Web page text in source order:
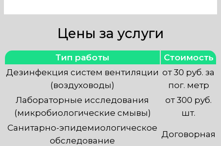
Цены за услуги
Тип работы
Стоимость
Дезинфекция систем вентиляции
(воздуховоды)
от 30 руб. за
пог. метр
Лабораторные исследования
(микробиологические смывы)
от 300 руб.
шт.
Санитарно-эпидемиологическое
обследование
Договорная